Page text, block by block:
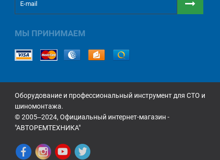
МЫ ПРИНИМАЕМ
Оборудование и профессиональный инструмент для СТО и
шиномонтажа.
© 2005‒2024, Официальный интернет-магазин -
"АВТОРЕМТЕХНИКА"